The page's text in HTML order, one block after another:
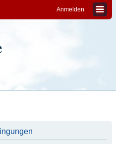
Anmelden